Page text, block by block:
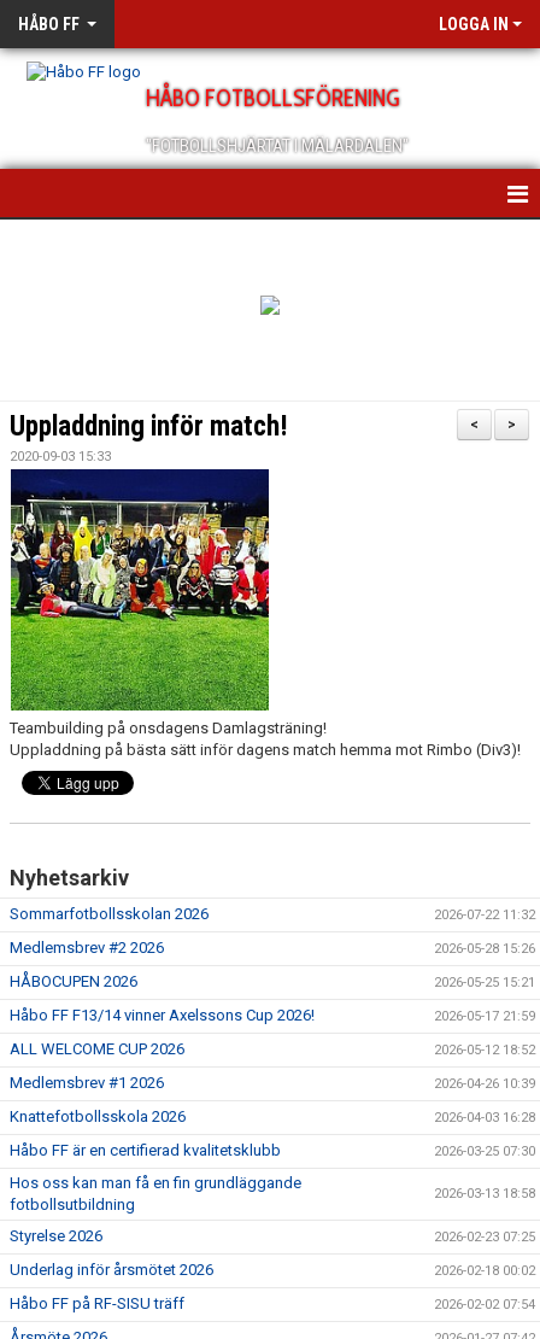
HÅBO FF LOGGA IN
HÅBO FOTBOLLSFÖRENING
"FOTBOLLSHJÄRTAT I MÄLARDALEN"
MEDLEMSBREV
ÅRSMÖTEN
FUTURUM KIOSK OCH KONFERENS
FOLKSAM FÖRSÄKRING SPELARE/LEDARE
>
<
Uppladdning inför match!
2020-09-03 15:33
Teambuilding på onsdagens Damlagsträning!
Uppladdning på bästa sätt inför dagens match hemma mot Rimbo (Div3)!
Nyhetsarkiv
Sommarfotbollsskolan 2026 2026-07-22 11:32
Medlemsbrev #2 2026 2026-05-28 15:26
HÅBOCUPEN 2026 2026-05-25 15:21
Håbo FF F13/14 vinner Axelssons Cup 2026! 2026-05-17 21:59
ALL WELCOME CUP 2026 2026-05-12 18:52
Medlemsbrev #1 2026 2026-04-26 10:39
Knattefotbollsskola 2026 2026-04-03 16:28
Håbo FF är en certifierad kvalitetsklubb 2026-03-25 07:30
Hos oss kan man få en fin grundläggande
fotbollsutbildning
2026-03-13 18:58
Styrelse 2026 2026-02-23 07:25
Underlag inför årsmötet 2026 2026-02-18 00:02
Håbo FF på RF-SISU träff 2026-02-02 07:54